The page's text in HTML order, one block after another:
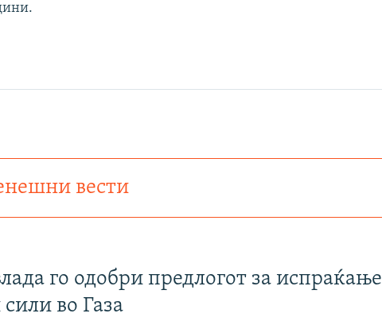
вести
го одобри предлогот за испраќање
во Газа